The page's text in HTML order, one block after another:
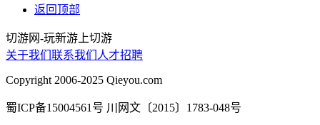
返回顶部
切游网-玩新游上切游
关于我们 联系我们 人才招聘
Copyright 2006-2025 Qieyou.com
蜀ICP备15004561号 川网文〔2015〕1783-048号